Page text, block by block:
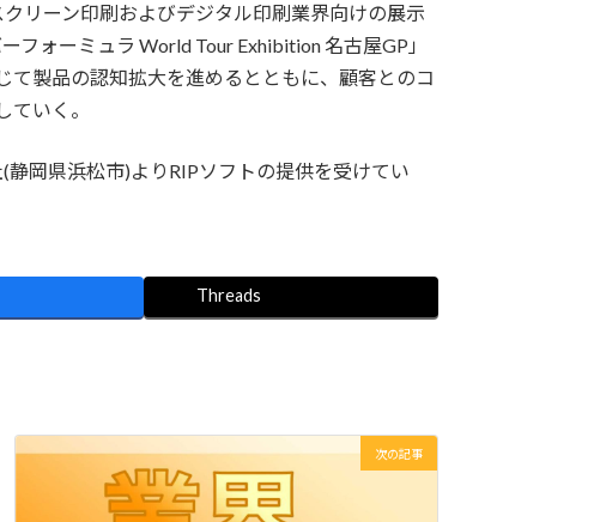
リーン印刷およびデジタル印刷業界向けの展示
フォーミュラ World Tour Exhibition 名古屋GP」
製品の認知拡大を進めるとともに、顧客とのコ
いく。
岡県浜松市)よりRIPソフトの提供を受けてい
Threads
次の記事